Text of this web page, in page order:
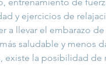
y ejercicios de
a llevar el embarazo de
saludable y menos
existe la posibilidad de